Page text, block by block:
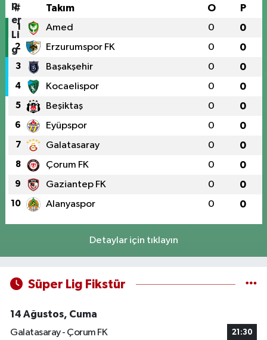
# Takım O P
1 Amed 0 0
2 Erzurumspor FK 0 0
3 Başakşehir 0 0
4 Kocaelispor 0 0
5 Beşiktaş 0 0
6 Eyüpspor 0 0
7 Galatasaray 0 0
8 Çorum FK 0 0
9 Gaziantep FK 0 0
10 Alanyaspor 0 0
Detaylar için tıklayın
Süper Lig Fikstür
14 Ağustos, Cuma
Galatasaray - Çorum FK
21:30